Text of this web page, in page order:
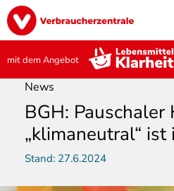
Direkt
zum
Inhalt
Image
mit dem Angebot
News
BGH: Pauschaler
„klimaneutral“
Stand: 27.6.2024